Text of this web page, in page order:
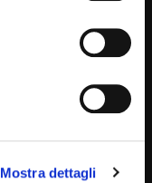
Mostra dettagli